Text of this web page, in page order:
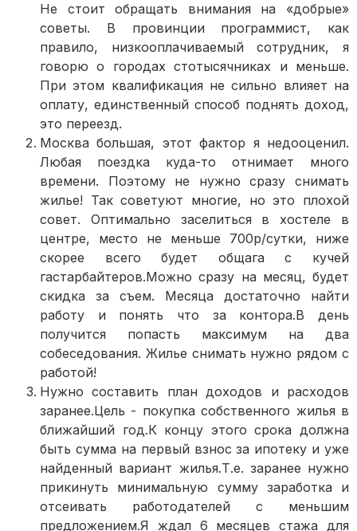
Не стоит обращать внимания на «добрые»
советы. В провинции программист, как
правило, низкооплачиваемый сотрудник, я
говорю о городах стотысячниках и меньше.
При этом квалификация не сильно влияет на
оплату, единственный способ поднять доход,
это переезд.
Москва большая, этот фактор я недооценил.
Любая поездка куда-то отнимает много
времени. Поэтому не нужно сразу снимать
жилье! Так советуют многие, но это плохой
совет. Оптимально заселиться в хостеле в
центре, место не меньше 700р/сутки, ниже
скорее всего будет общага с кучей
гастарбайтеров.Можно сразу на месяц, будет
скидка за съем. Месяца достаточно найти
работу и понять что за контора.В день
получится попасть максимум на два
собеседования. Жилье снимать нужно рядом с
работой!
Нужно составить план доходов и расходов
заранее.Цель - покупка собственного жилья в
ближайший год.К концу этого срока должна
быть сумма на первый взнос за ипотеку и уже
найденный вариант жилья.Т.е. заранее нужно
прикинуть минимальную сумму заработка и
отсеивать работодателей с меньшим
предложением.Я ждал 6 месяцев стажа для